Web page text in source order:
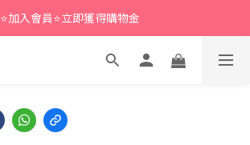
⭐加入會員⭐立即獲得購物金